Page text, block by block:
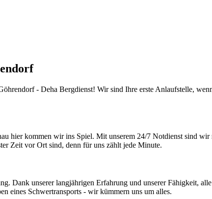
- Deha Bergdienst! Wir sind Ihre erste Anlaufstelle,
hier kommen wir ins Spiel. Mit unserem 24/7 Notdienst sind
Zeit vor Ort sind, denn für uns zählt jede Minute.
Dank unserer langjährigen Erfahrung und unserer Fähigkeit,
eines Schwertransports - wir kümmern uns um alles.